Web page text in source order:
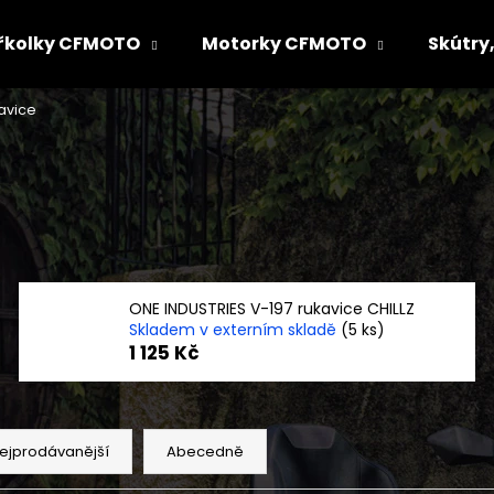
CFMOTO Motorky CFMOTO
ONE INDUSTRIES V-197 rukavice CHILLZ
Skladem v externím skladě (5 ks)
1 125 Kč
Abecedně
Co potřebujete najít?
HLEDAT
Doporučujeme